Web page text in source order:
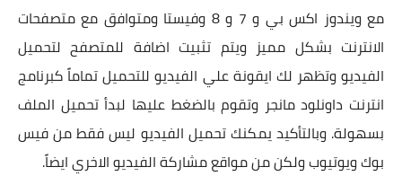
مع ويندوز اكس بي و 7 و 8 وفيستا ومتوافق مع متصفحات
الانترنت بشكل مميز ويتم تثبيت اضافة للمتصفح لتحميل
الفيديو وتظهر لك ايقونة علي الفيديو للتحميل تماماً كبرنامج
انترنت داونلود مانجر وتقوم بالضغط عليها لبدأ تحميل الملف
بسهولة. وبالتأكيد يمكنك تحميل الفيديو ليس فقط من فيس
بوك ويوتيوب ولكن من مواقع مشاركة الفيديو الاخري ايضاً.